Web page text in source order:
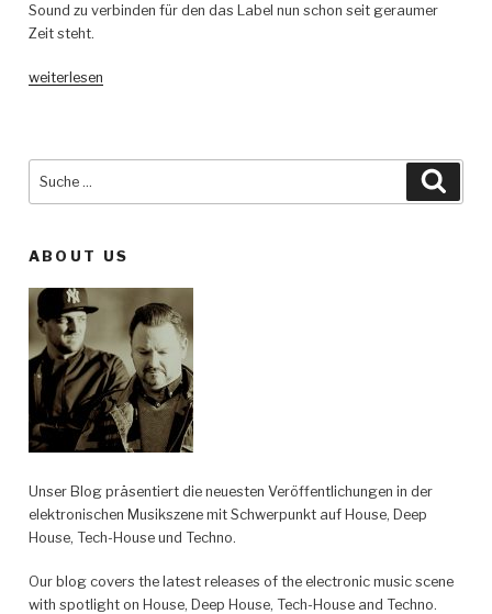
Sound zu verbinden für den das Label nun schon seit geraumer
Zeit steht.
„LVTECE
weiterlesen
ABOUT US
Unser Blog präsentiert die neuesten Veröffentlichungen in der
elektronischen Musikszene mit Schwerpunkt auf House, Deep
House, Tech-House und Techno.
Our blog covers the latest releases of the electronic music scene
with spotlight on House, Deep House, Tech-House and Techno.